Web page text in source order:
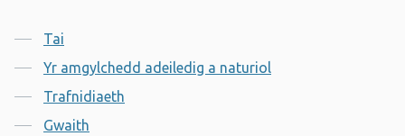
Cynnwys
Tai
Yr amgylchedd adeiledig a naturiol
Trafnidiaeth
Gwaith